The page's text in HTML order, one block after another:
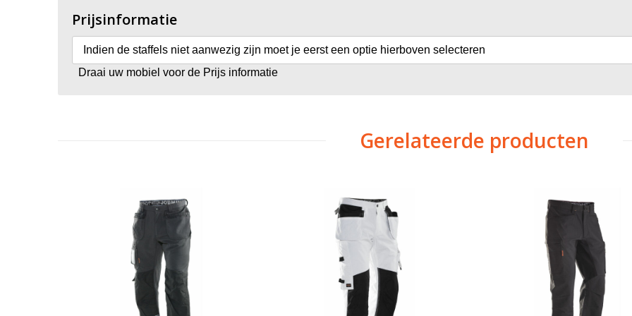
Prijsinformatie
Indien de staffels niet aanwezig zijn moet je eerst een optie hierboven selecteren
Draai uw mobiel voor de Prijs informatie
Gerelateerde producten